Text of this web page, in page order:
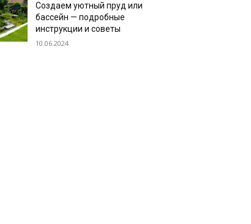
Создаем уютный пруд или
бассейн — подробные
инструкции и советы
10.06.2024